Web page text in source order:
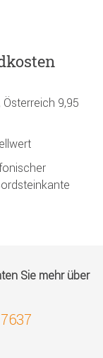
9,95
Sie mehr über